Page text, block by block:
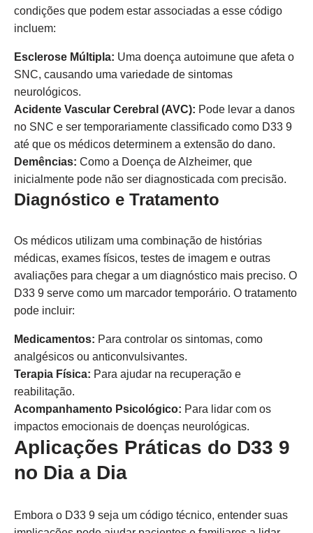
condições que podem estar associadas a esse código
incluem:
Esclerose Múltipla: Uma doença autoimune que afeta o
SNC, causando uma variedade de sintomas
neurológicos.
Acidente Vascular Cerebral (AVC): Pode levar a danos
no SNC e ser temporariamente classificado como D33 9
até que os médicos determinem a extensão do dano.
Demências: Como a Doença de Alzheimer, que
inicialmente pode não ser diagnosticada com precisão.
Diagnóstico e Tratamento
Os médicos utilizam uma combinação de histórias
médicas, exames físicos, testes de imagem e outras
avaliações para chegar a um diagnóstico mais preciso. O
D33 9 serve como um marcador temporário. O tratamento
pode incluir:
Medicamentos: Para controlar os sintomas, como
analgésicos ou anticonvulsivantes.
Terapia Física: Para ajudar na recuperação e
reabilitação.
Acompanhamento Psicológico: Para lidar com os
impactos emocionais de doenças neurológicas.
Aplicações Práticas do D33 9
no Dia a Dia
Embora o D33 9 seja um código técnico, entender suas